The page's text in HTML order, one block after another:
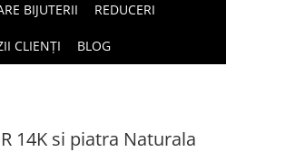
BIJUTERII REDUCERI
CLIENȚI BLOG
14K si piatra Naturala